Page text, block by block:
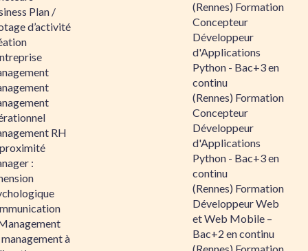
Plan /
d’activité
RH
:
à
(Rennes) Formation
Concepteur
Développeur
d'Applications
Python - Bac+3 en
continu
(Rennes) Formation
Concepteur
Développeur
d'Applications
Python - Bac+3 en
continu
(Rennes) Formation
Développeur Web
et Web Mobile –
Bac+2 en continu